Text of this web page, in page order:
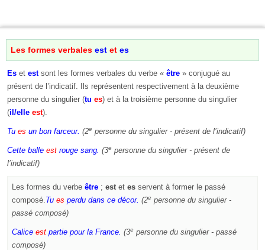
Les formes verbales est et es
Es etestsont les formes verbales du verbe «être » conjugué au
présent de l’indicatif. Ils représentent respectivement à la deuxième
personne du singulier (tues) et à la troisième personne du singulier
(il/elle est).
Tuesun bon farceur. (2e personne du singulier - présent de l’indicatif)
Cette balleestrouge sang. (3e personne du singulier - présent de
l’indicatif)
Les formes du verbe être ;estetes servent à former le passé
composé.Tues perdu dans ce décor. (2e personne du singulier -
passé composé)
Caliceest partiepour la France. (3e personne du singulier - passé
composé)